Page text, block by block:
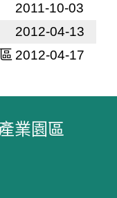
2011-10-03
2012-04-13
2012-04-17
業園區